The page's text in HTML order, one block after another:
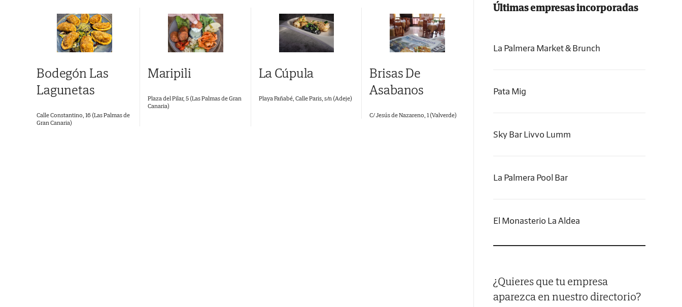
Bodegón Las
Lagunetas
Calle Constantino, 16 (Las Palmas de
Gran Canaria)
Maripili
Plaza del Pilar, 5 (Las Palmas de Gran
Canaria)
La Cúpula
Playa Fañabé, Calle Paris, s/n (Adeje)
Brisas De
Asabanos
C/ Jesús de Nazareno, 1 (Valverde)
Últimas empresas incorporadas
La Palmera Market & Brunch
Pata Mig
Sky Bar Livvo Lumm
La Palmera Pool Bar
El Monasterio La Aldea
¿Quieres que tu empresa
aparezca en nuestro directorio?